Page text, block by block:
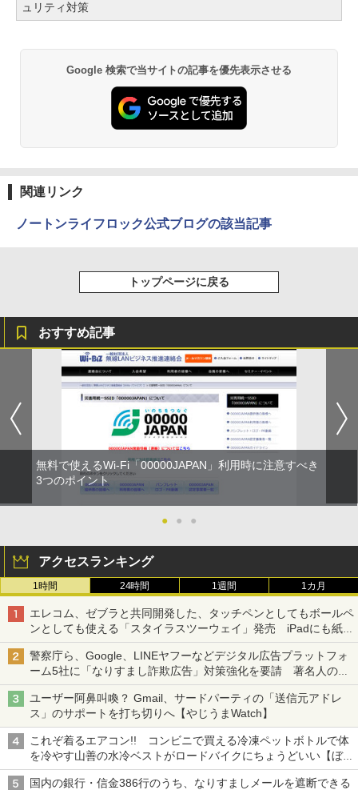
ュリティ対策
Google 検索で当サイトの記事を優先表示させる
関連リンク
ノートンライフロック公式ブログの該当記事
トップページに戻る
おすすめ記事
無料で使えるWi-Fi「00000JAPAN」利用時に注意すべき
3つのポイント
● ● ●
アクセスランキング
1時間 24時間 1週間 1カ月
エレコム、ゼブラと共同開発した、タッチペンとしてもボールペ
ンとしても使える「スタイラスツーウェイ」発売 iPadにも紙に
も、持ち替えずに書き込める
警察庁ら、Google、LINEヤフーなどデジタル広告プラットフォ
ーム5社に「なりすまし詐欺広告」対策強化を要請 著名人の写
真や映像を使った投資詐欺などへの対策として
ユーザー阿鼻叫喚？ Gmail、サードパーティの「送信元アドレ
ス」のサポートを打ち切りへ【やじうまWatch】
これぞ着るエアコン!! コンビニで買える冷凍ペットボトルで体
を冷やす山善の水冷ベストがロードバイクにちょうどいい【ぼっ
ち・ざ・ろーど！その14】【空いた時間でなにしてる？】
国内の銀行・信金386行のうち、なりすましメールを遮断できる